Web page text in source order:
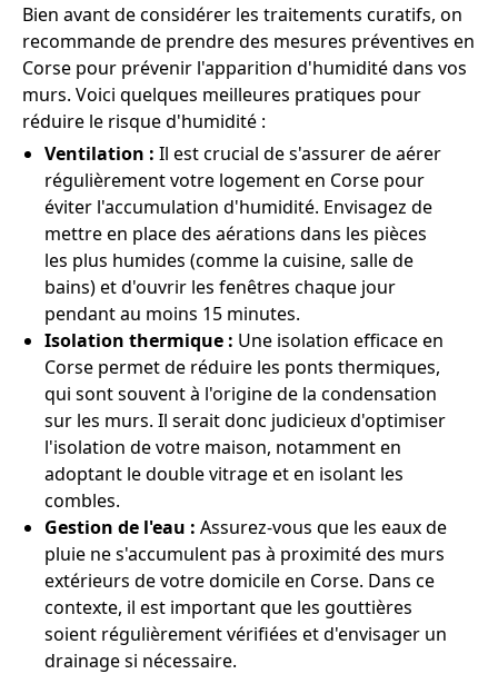
Bien avant de considérer les traitements curatifs, on
recommande de prendre des mesures préventives en
Corse pour prévenir l'apparition d'humidité dans vos
murs. Voici quelques meilleures pratiques pour
réduire le risque d'humidité :
Ventilation : Il est crucial de s'assurer de aérer
régulièrement votre logement en Corse pour
éviter l'accumulation d'humidité. Envisagez de
mettre en place des aérations dans les pièces
les plus humides (comme la cuisine, salle de
bains) et d'ouvrir les fenêtres chaque jour
pendant au moins 15 minutes.
Isolation thermique : Une isolation efficace en
Corse permet de réduire les ponts thermiques,
qui sont souvent à l'origine de la condensation
sur les murs. Il serait donc judicieux d'optimiser
l'isolation de votre maison, notamment en
adoptant le double vitrage et en isolant les
combles.
Gestion de l'eau : Assurez-vous que les eaux de
pluie ne s'accumulent pas à proximité des murs
extérieurs de votre domicile en Corse. Dans ce
contexte, il est important que les gouttières
soient régulièrement vérifiées et d'envisager un
drainage si nécessaire.